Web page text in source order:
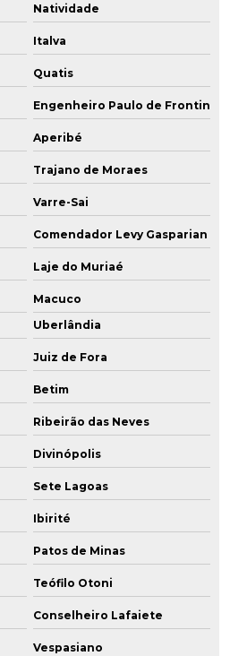
Natividade
Italva
Quatis
Engenheiro Paulo de Frontin
Aperibé
Trajano de Moraes
Varre-Sai
Comendador Levy Gasparian
Laje do Muriaé
Macuco
Uberlândia
Juiz de Fora
Betim
Ribeirão das Neves
Divinópolis
Sete Lagoas
Ibirité
Patos de Minas
Teófilo Otoni
Conselheiro Lafaiete
Vespasiano